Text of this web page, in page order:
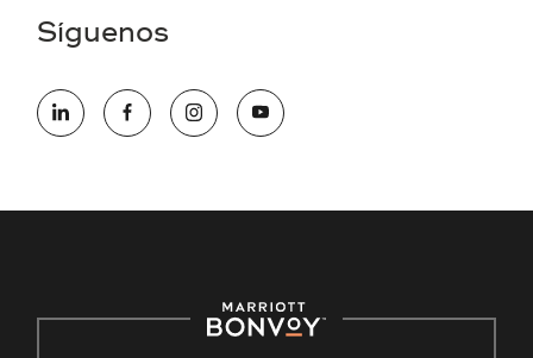
electrónico hqaffirmativeaction@marriott.com
oportunidades que se compromete a contratar una fuerza
de trabajo diversa y a mantener una cultura inclusiva.
Derecho a trabajar inglés/español
Conozca sus derechos
Síguenos